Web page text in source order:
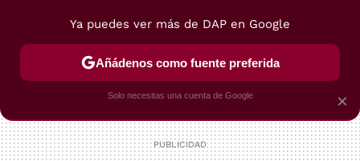
POSTRES VIAJES SELECCIÓN VEGUI
×
Ya puedes ver más de DAP en Google
Añádenos como fuente preferida
Solo necesitas una cuenta de Google